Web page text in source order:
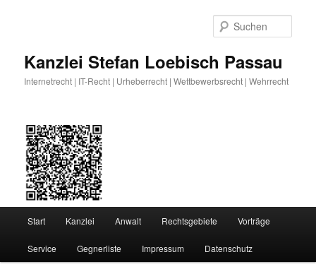
Kanzlei Stefan Loebisch Passau
Internetrecht | IT-Recht | Urheberrecht | Wettbewerbsrecht | Wehrrecht
Start Kanzlei Anwalt Rechtsgebiete Vorträge
Service Gegnerliste Impressum Datenschutz